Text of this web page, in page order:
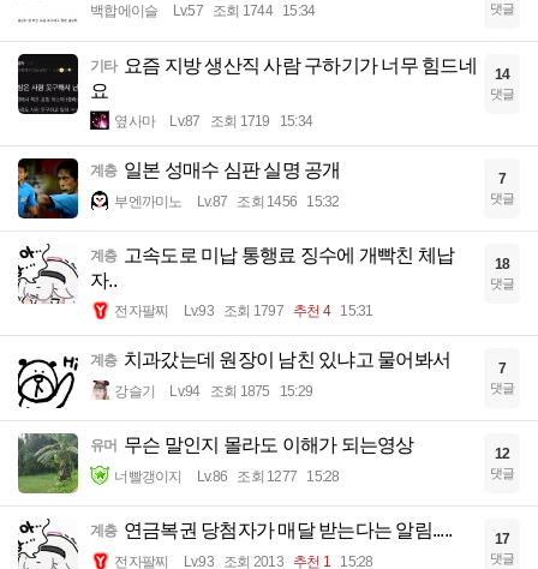
백합에이슬 Lv.57 조회 1744 15:34 댓글
기타 요즘 지방 생산직 사람 구하기가 너무 힘드네
요
옆사마 Lv.87 조회 1719 15:34
14
댓글
계층 일본 성매수 심판 실명 공개
부엔까미노 Lv.87 조회 1456 15:32
7
댓글
계층 고속도로 미납 통행료 징수에 개빡친 체납
자..
전자팔찌 Lv.93 조회 1797 추천 4 15:31
18
댓글
계층 치과갔는데 원장이 남친 있냐고 물어봐서
강슬기 Lv.94 조회 1875 15:29
7
댓글
유머 무슨 말인지 몰라도 이해가 되는영상
너빨갱이지 Lv.86 조회 1277 15:28
12
댓글
계층 연금복권 당첨자가 매달 받는다는 알림.....
전자팔찌 Lv.93 조회 2013 추천 1 15:28
17
댓글